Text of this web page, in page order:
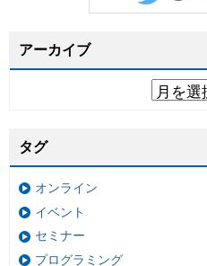
アーカイブ
タグ
オンライン
イベント
セミナー
プログラミング